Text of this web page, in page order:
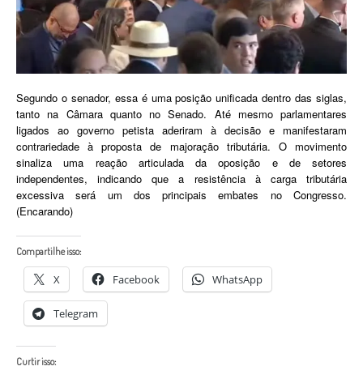
Segundo o senador, essa é uma posição unificada dentro das siglas,
tanto na Câmara quanto no Senado. Até mesmo parlamentares
ligados ao governo petista aderiram à decisão e manifestaram
contrariedade à proposta de majoração tributária. O movimento
sinaliza uma reação articulada da oposição e de setores
independentes, indicando que a resistência à carga tributária
excessiva será um dos principais embates no Congresso.
(Encarando)
Compartilhe isso:
X Facebook WhatsApp
Telegram
Curtir isso: